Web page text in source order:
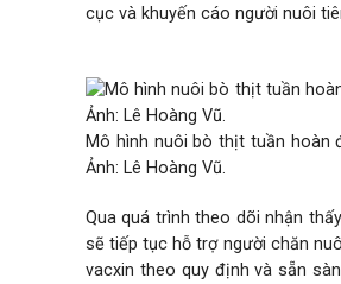
cục và khuyến cáo người nuôi
Mô hình nuôi bò thịt tuần hoàn
Ảnh: Lê Hoàng Vũ.
Qua quá trình theo dõi nhận
sẽ tiếp tục hỗ trợ người chăn
vacxin theo quy định và sẵn